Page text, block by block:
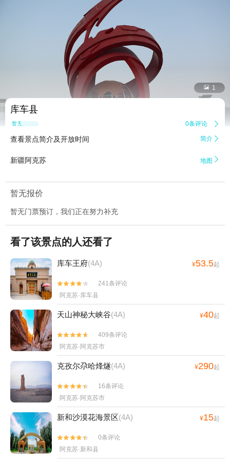
 1
库车县
暂无点评 0条评论 
查看景点简介及开放时间 简介 
新疆阿克苏 地图 
暂无报价
暂无门票预订，我们正在努力补充
看了该景点的人还看了
库车王府(4A) ¥53.5起


241条评论
阿克苏·库车县
天山神秘大峡谷(4A) ¥40起


409条评论
阿克苏·阿克苏市
克孜尔尕哈烽燧(4A) ¥290起


16条评论
阿克苏·阿克苏市
新和沙漠花海景区(4A) ¥15起


0条评论
阿克苏·新和县